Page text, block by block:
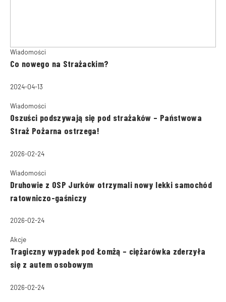
Wiadomości
Co nowego na Strażackim?
2024-04-13
Wiadomości
Oszuści podszywają się pod strażaków – Państwowa
Straż Pożarna ostrzega!
2026-02-24
Wiadomości
Druhowie z OSP Jurków otrzymali nowy lekki samochód
ratowniczo-gaśniczy
2026-02-24
Akcje
Tragiczny wypadek pod Łomżą – ciężarówka zderzyła
się z autem osobowym
2026-02-24